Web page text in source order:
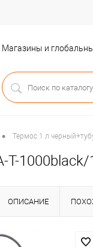
Магазины и
• Термос 1 л
T-
ОПИСАНИЕ